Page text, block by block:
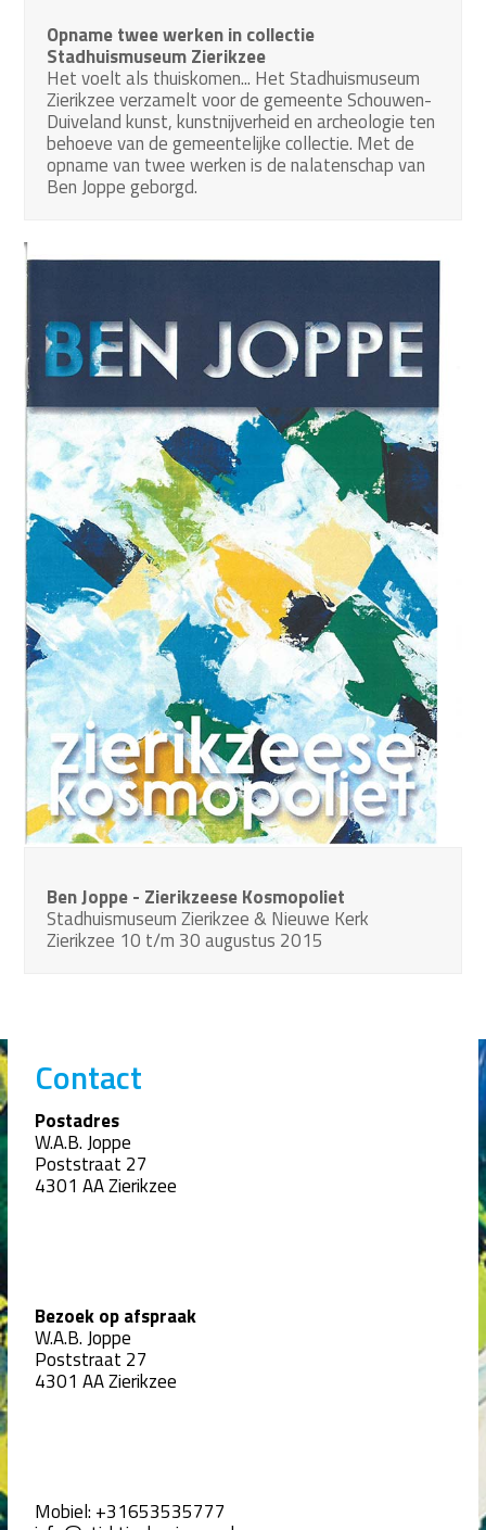
Opname twee werken in collectie
Stadhuismuseum Zierikzee
Het voelt als thuiskomen... Het Stadhuismuseum
Zierikzee verzamelt voor de gemeente Schouwen-
Duiveland kunst, kunstnijverheid en archeologie ten
behoeve van de gemeentelijke collectie. Met de
opname van twee werken is de nalatenschap van
Ben Joppe geborgd.
Ben Joppe - Zierikzeese Kosmopoliet
Stadhuismuseum Zierikzee & Nieuwe Kerk
Zierikzee 10 t/m 30 augustus 2015
Contact
Postadres
W.A.B. Joppe
Poststraat 27
4301 AA Zierikzee
Bezoek op afspraak
W.A.B. Joppe
Poststraat 27
4301 AA Zierikzee
Mobiel: +31653535777